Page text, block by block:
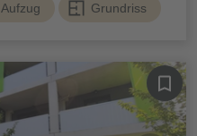
Aufzug Grundriss